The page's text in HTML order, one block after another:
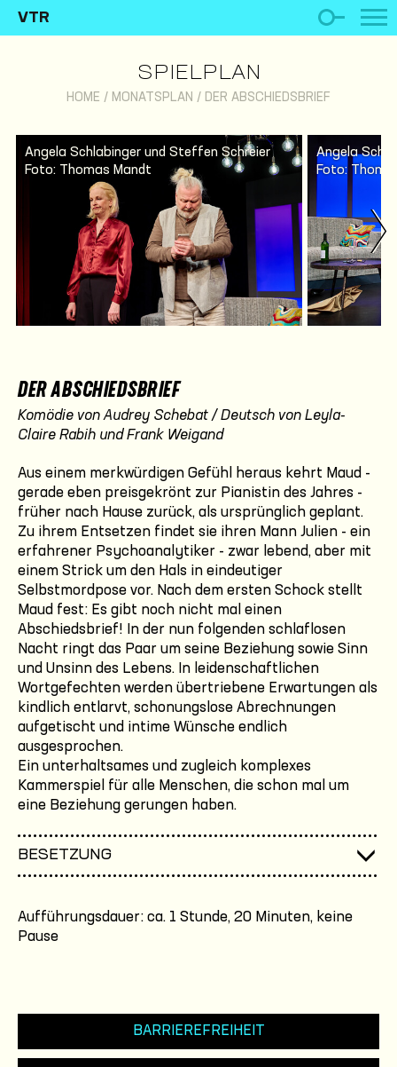
VTR
SPIELPLAN
HOME / MONATSPLAN / DER ABSCHIEDSBRIEF
Angela Schlabinger und Steffen Schreier
Foto: Thomas Mandt
Angela
Foto:
DER ABSCHIEDSBRIEF
Komödie von Audrey Schebat / Deutsch von Leyla-
Claire Rabih und Frank Weigand
Aus einem merkwürdigen Gefühl heraus kehrt Maud -
gerade eben preisgekrönt zur Pianistin des Jahres -
früher nach Hause zurück, als ursprünglich geplant.
Zu ihrem Entsetzen findet sie ihren Mann Julien - ein
erfahrener Psychoanalytiker - zwar lebend, aber mit
einem Strick um den Hals in eindeutiger
Selbstmordpose vor. Nach dem ersten Schock stellt
Maud fest: Es gibt noch nicht mal einen
Abschiedsbrief! In der nun folgenden schlaflosen
Nacht ringt das Paar um seine Beziehung sowie Sinn
und Unsinn des Lebens. In leidenschaftlichen
Wortgefechten werden übertriebene Erwartungen als
kindlich entlarvt, schonungslose Abrechnungen
aufgetischt und intime Wünsche endlich
ausgesprochen.
Ein unterhaltsames und zugleich komplexes
Kammerspiel für alle Menschen, die schon mal um
eine Beziehung gerungen haben.
BESETZUNG
Aufführungsdauer: ca. 1 Stunde, 20 Minuten, keine
Pause
BARRIEREFREIHEIT